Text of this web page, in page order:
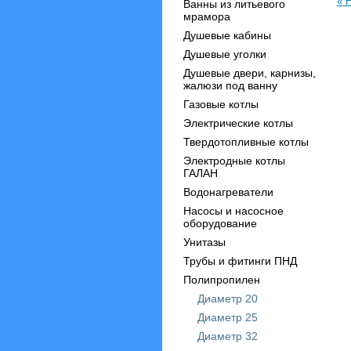
Ванны из литьевого
мрамора
Душевые кабины
Душевые уголки
Душевые двери, карнизы,
жалюзи под ванну
Газовые котлы
Электрические котлы
Твердотопливные котлы
Электродные котлы
ГАЛАН
Водонагреватели
Насосы и насосное
оборудование
Унитазы
Трубы и фитинги ПНД
Полипропилен
Диаметр 20
Диаметр 25
Диаметр 32